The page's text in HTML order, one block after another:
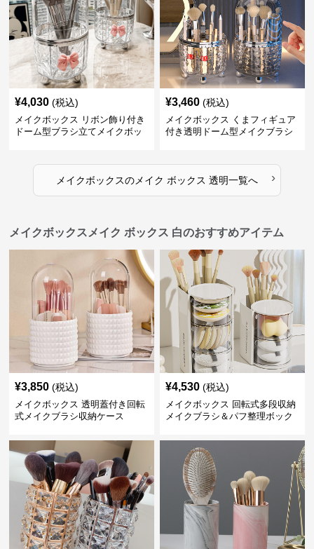
¥4,030 (税込)
メイクボックス リボン飾り付き
ドーム型ブラシ立てメイクボッ
¥3,460 (税込)
メイクボックス くまフィギュア
付き透明ドーム型メイクブラシ
メイクボックスのメイク ボックス 透明一覧へ ›
メイクボックスメイク ボックス 白のおすすめアイテム
¥3,850 (税込)
メイクボックス 透明蓋付き回転
式メイクブラシ収納ケース
¥4,530 (税込)
メイクボックス 回転式多段収納
メイクブラシ＆パフ整理ボック